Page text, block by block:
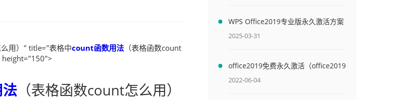
么用）" title="表格中count函数用法 （表格函数count
（表格函数count怎么用）
WPS Office2019专业版永久激活方案
(附终身授权序列号)
2025-03-31
office2019免费永久激活（office2019
免费永久激活码）
2022-06-04